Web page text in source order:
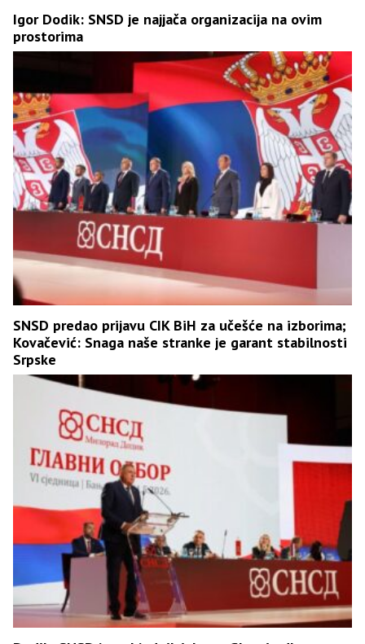
Igor Dodik: SNSD je najjača organizacija na ovim
prostorima
SNSD predao prijavu CIK BiH za učešće na izborima;
Kovačević: Snaga naše stranke je garant stabilnosti
Srpske